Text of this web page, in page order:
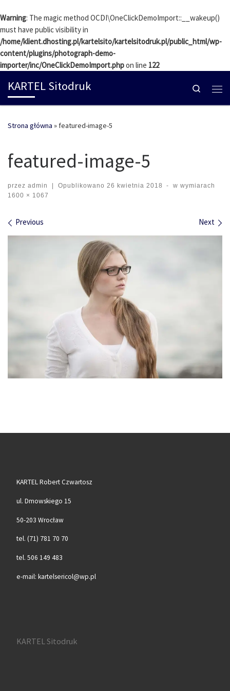
Warning: The magic method OCDI\OneClickDemoImport::__wakeup()
must have public visibility in
/home/klient.dhosting.pl/kartelsito/kartelsitodruk.pl/public_html/wp-
content/plugins/photograph-demo-
importer/inc/OneClickDemoImport.phpon line 122
Skip to content
KARTEL Sitodruk Search
Strona główna »featured-image-5
featured-image-5
przez admin | Opublikowano 26 kwietnia 2018 -
w wymiarach
1600 × 1067
Images navigation
Previous Next
KARTEL Robert Czwartosz
ul. Dmowskiego 15
50-203 Wrocław
tel. (71) 781 70 70
tel. 506 149 483
e-mail: kartelsericol@wp.pl
KARTEL Sitodruk